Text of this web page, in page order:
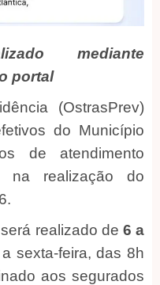
mediante
portal
(OstrasPrev)
do Município
de atendimento
na realização do
realizado de 6 a
sexta-feira, das 8h
aos segurados